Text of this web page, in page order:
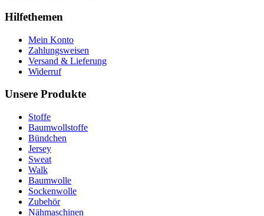
Hilfethemen
Mein Konto
Zahlungsweisen
Versand & Lieferung
Widerruf
Unsere Produkte
Stoffe
Baumwollstoffe
Bündchen
Jersey
Sweat
Walk
Baumwolle
Sockenwolle
Zubehör
Nähmaschinen